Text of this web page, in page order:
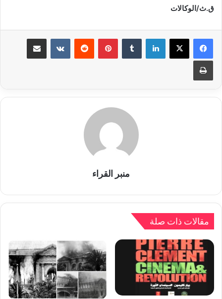
ق.ث/الوكالات
لينكدإن بينتيريست
طباعة
منبر القراء
مقالات ذات صلة